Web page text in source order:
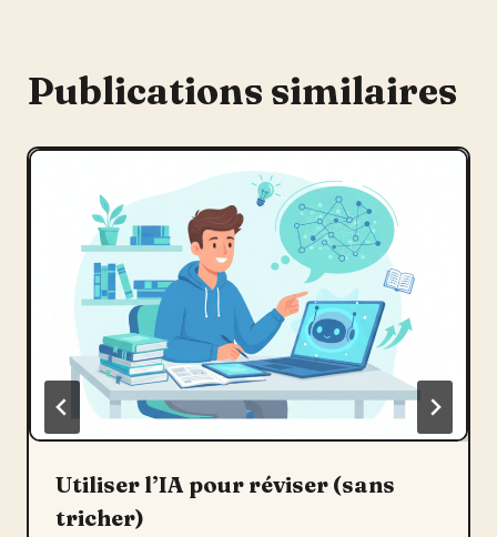
Publications similaires
Utiliser l’IA pour réviser (sans
tricher)